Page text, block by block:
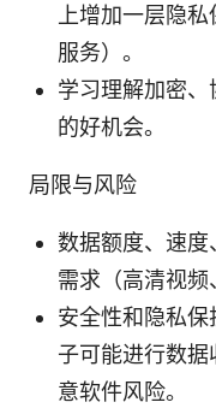
上增加一层隐
服务）。
学习理解加密
的好机会。
局限与风险
数据额度、速度
需求（高清视频
安全性和隐私
子可能进行数
意软件风险。